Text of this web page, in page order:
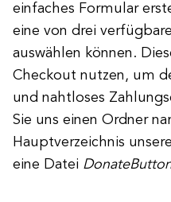
einfaches Formular
eine von drei
auswählen können.
Checkout nutzen, um
und nahtloses
Sie uns einen Ordner
Hauptverzeichnis
eine Datei